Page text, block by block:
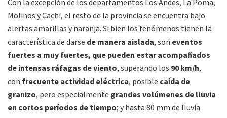
Molinos y Cachi, el resto de la provincia se encuentra bajo
alertas amarillas y naranja. Si bien los fenómenos tienen la
característica de darse de manera aislada, son eventos
fuertes a muy fuertes, que pueden estar acompañados
de intensas ráfagas de viento, superando los 90 km/h,
con frecuente actividad eléctrica, posible caída de
granizo, pero especialmente grandes volúmenes de lluvia
en cortos períodos de tiempo; y hasta 80 mm de lluvia